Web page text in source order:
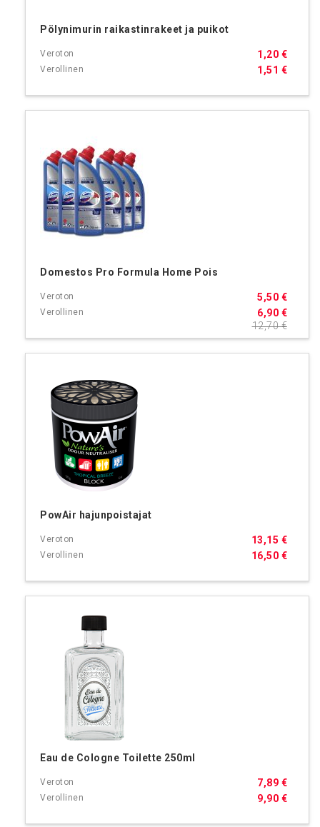
Pölynimurin raikastinrakeet ja puikot
1,51 €
1,20 €
Domestos Pro Formula Home Pois
6,90 €
5,50 €
12,70 €
PowAir hajunpoistajat
16,50 €
13,15 €
Eau de Cologne Toilette 250ml
9,90 €
7,89 €